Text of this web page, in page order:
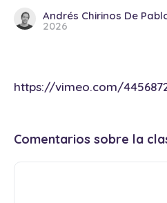
Andrés Chirinos De
2026
https://vimeo.com/
Comentarios sobre la